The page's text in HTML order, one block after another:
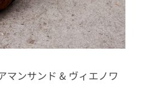
マンサンド & ヴィエノワ